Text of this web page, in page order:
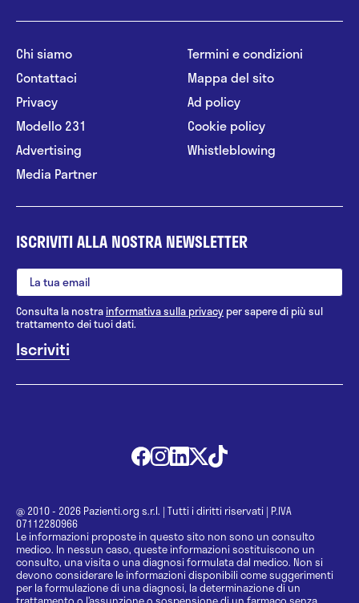
Chi siamo
Contattaci
Privacy
Modello 231
Advertising
Media Partner
Termini e condizioni
Mappa del sito
Ad policy
Cookie policy
Whistleblowing
ISCRIVITI ALLA NOSTRA NEWSLETTER
Consulta la nostrainformativa sulla privacy per sapere di più sul
trattamento dei tuoi dati.
@ 2010 - 2026 Pazienti.org s.r.l. | Tutti i diritti riservati | P.IVA
07112280966
Le informazioni proposte in questo sito non sono un consulto
medico. In nessun caso, queste informazioni sostituiscono un
consulto, una visita o una diagnosi formulata dal medico. Non si
devono considerare le informazioni disponibili come suggerimenti
per la formulazione di una diagnosi, la determinazione di un